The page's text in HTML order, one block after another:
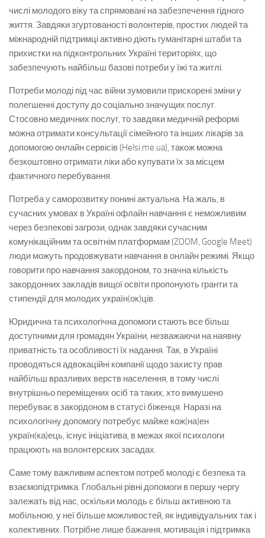
числі молодого віку та спрямовані на забезпечення гідного
життя. Завдяки згуртованості волонтерів, простих людей та
міжнародній підтримці активно діють гуманітарні штаби та
прихистки на підконтрольних Україні територіях, що
забезпечують найбільш базові потреби у їжі та житлі.
Потреби молоді під час війни зумовили прискорені зміни у
полегшенні доступу до соціально значущих послуг.
Стосовно медичних послуг, то завдяки медичній реформі
можна отримати консультації сімейного та інших лікарів за
допомогою онлайн сервісів (Helsi.me.ua), також можна
безкоштовно отримати ліки або купувати їх за місцем
фактичного перебування.
Потреба у саморозвитку понині актуальна. На жаль, в
сучасних умовах в Україні офлайн навчання є неможливим
через безпекові загрози, однак завдяки сучасним
комунікаційним та освітнім платформам (ZOOM, Google Meet)
люди можуть продовжувати навчання в онлайн режимі. Якщо
говорити про навчання закордоном, то значна кількість
закордонних закладів вищої освіти пропонують гранти та
стипендії для молодих україн(ок)ців.
Юридична та психологічна допомоги стають все більш
доступними для громадян України, незважаючи на наявну
приватність та особливості їх надання. Так, в Україні
проводяться адвокаційні компанії щодо захисту прав
найбільш вразливих верств населення, в тому числі
внутрішньо переміщених осіб та таких, хто вимушено
перебуває в закордоном в статусі біженця. Наразі на
психологічну допомогу потребує майже кож(на)ен
україн(ка)ець, існує ініціатива, в межах якої психологи
працюють на волонтерских засадах.
Саме тому важливим аспектом потреб молоді є безпека та
взаємопідтримка. Глобальні рівні допомоги в першу чергу
залежать від нас, оскільки молодь є більш активною та
мобільною, у неї більше можливостей, як індивідуальних так і
колективних. Потрібне лише бажання, мотивація і підтримка